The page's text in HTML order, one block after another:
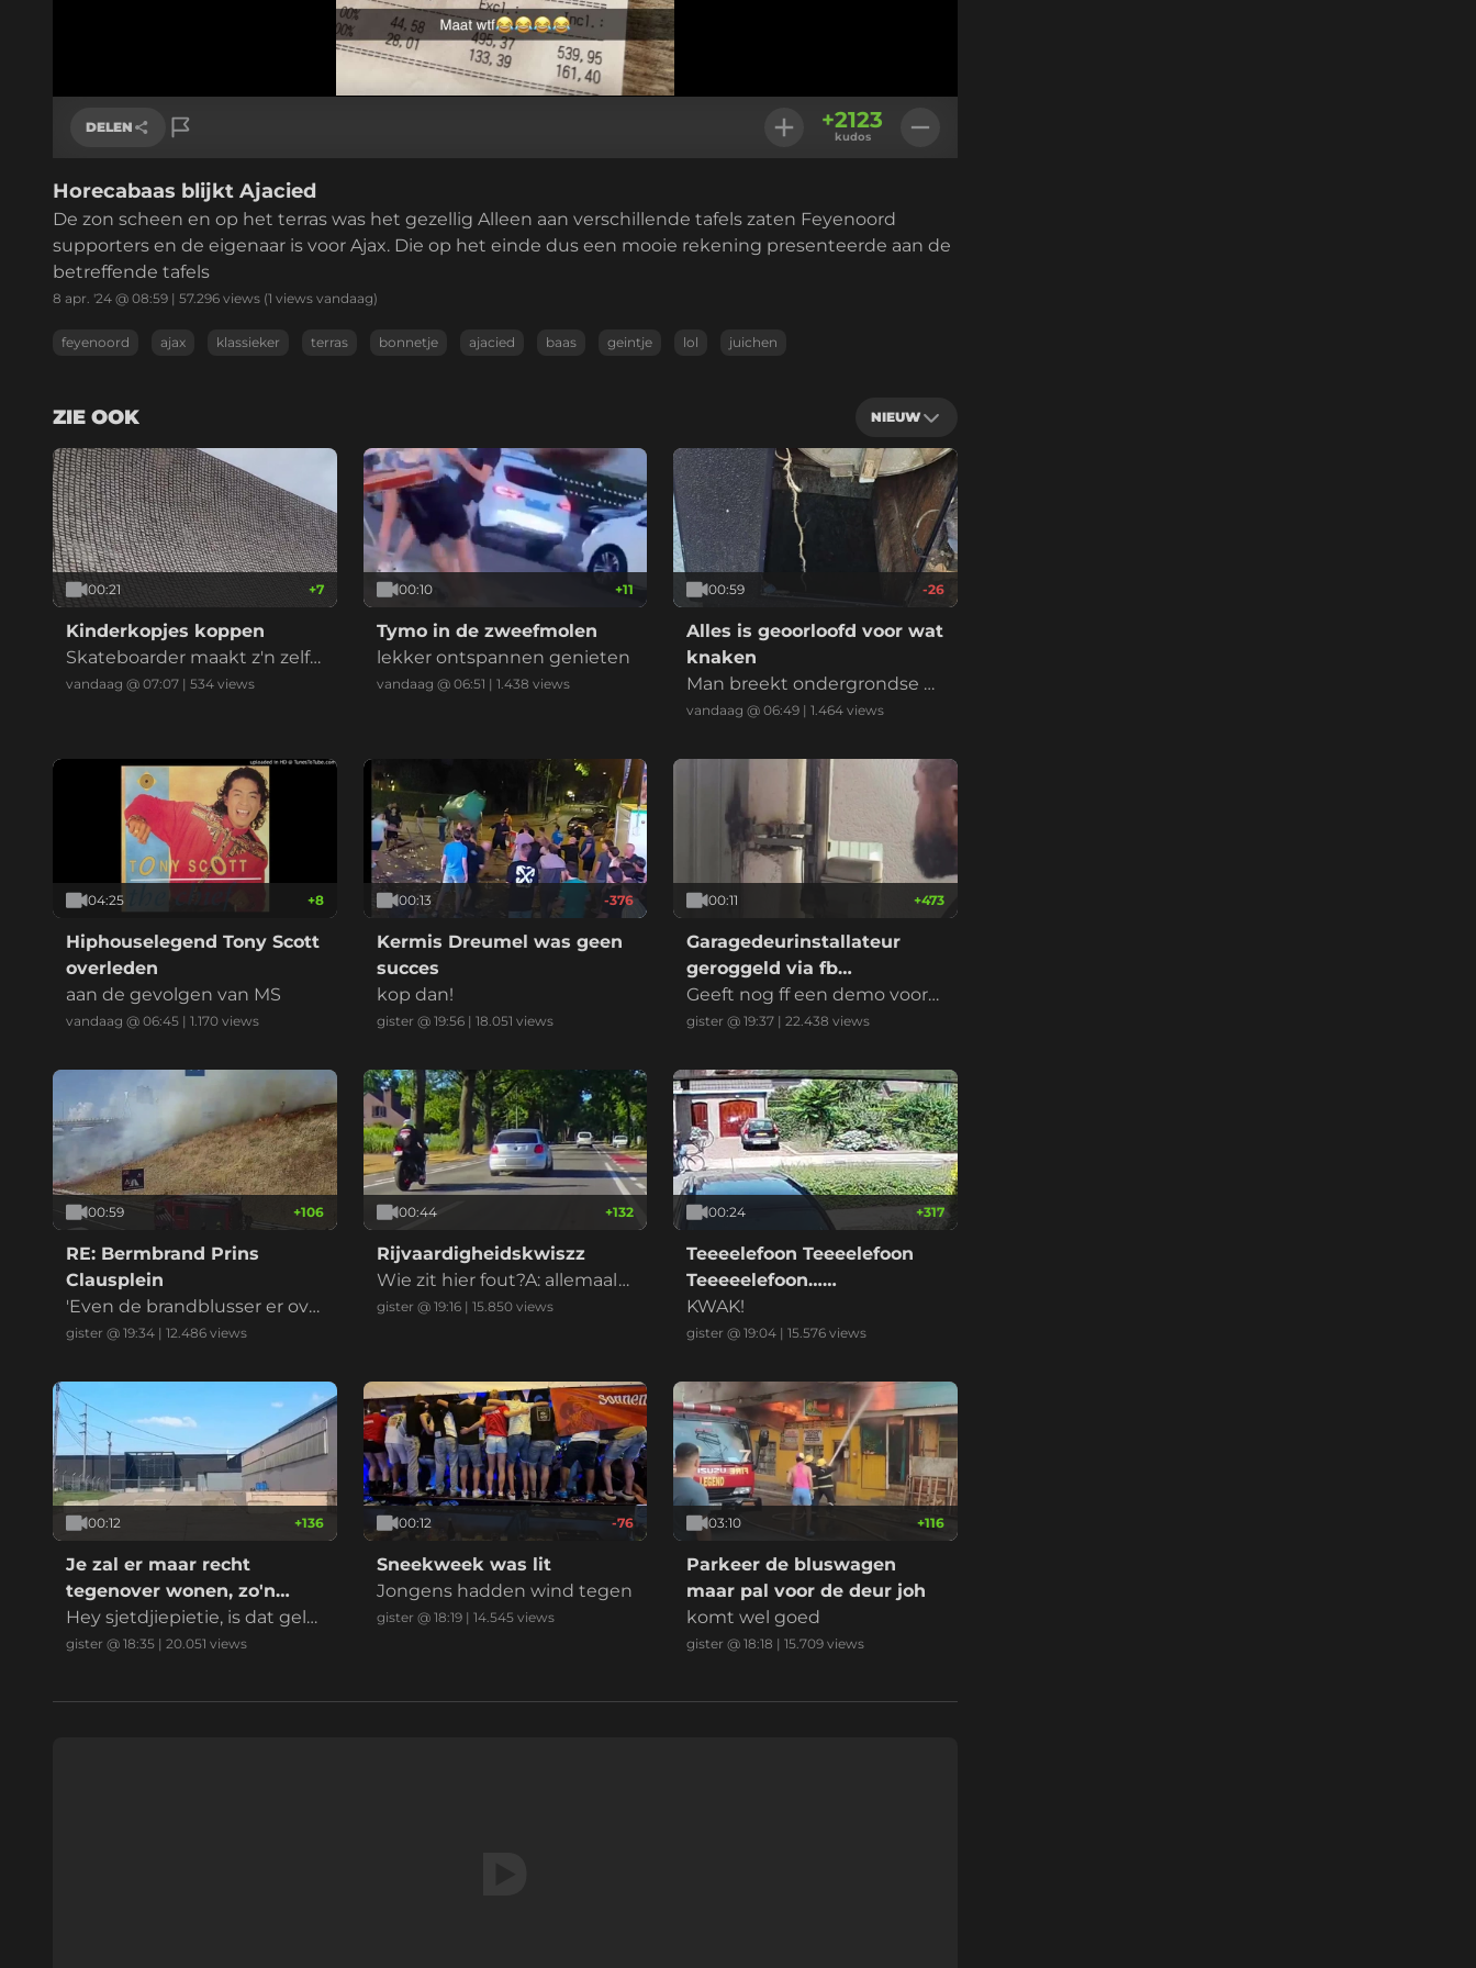
DELEN
Link kopiëren
+2123
kudos
Horecabaas blijkt Ajacied
De zon scheen en op het terras was het gezellig Alleen aan verschillende tafels zaten Feyenoord
supporters en de eigenaar is voor Ajax. Die op het einde dus een mooie rekening presenteerde aan de
betreffende tafels
8 apr. '24 @ 08:59 | 57.296 views (1 views vandaag)
feyenoord ajax klassieker terras bonnetje ajacied baas geintje lol juichen
ZIE OOK NIEUW
00:21 +7
Kinderkopjes koppen
Skateboarder maakt z'n zelfh
ype niet helemaal waar.
vandaag @ 07:07 | 534 views
00:10 +11
Tymo in de zweefmolen
lekker ontspannen genieten
vandaag @ 06:51 | 1.438 views
00:59 -26
Alles is geoorloofd voor wat
knaken
Man breekt ondergrondse c
ontainer open en klimt er in
vandaag @ 06:49 |1.464 views
04:25 +8
Hiphouselegend Tony Scott
overleden
aan de gevolgen van MS
vandaag @ 06:45 | 1.170 views
00:13 -376
Kermis Dreumel was geen
succes
kop dan!
gister @ 19:56| 18.051 views
00:11 +473
Garagedeurinstallateur
geroggeld via fb
marktplaats
Geeft nog ff een demo voord
at ik betaal
gister @ 19:37 |22.438 views
00:59 +106
RE: Bermbrand Prins
Clausplein
'Even de brandblusser er ove
r en het is geblust' riep iema
gister @ 19:34 | 12.486 views
00:44 +132
Rijvaardigheidskwiszz
Wie zit hier fout?A: allemaal
B: iedereenC: alle betrokken
gister @ 19:16| 15.850views
00:24 +317
Teeeelefoon Teeeelefoon
Teeeeelefoon……
KWAK!
gister @ 19:04 |15.576 views
00:12 +136
Je zal er maar recht
tegenover wonen, zo'n
datacenter
Hey sjetdjiepietie, is dat gelui
d normaal?
gister @ 18:35 | 20.051 views
00:12 -76
Sneekweek was lit
Jongens hadden wind tegen
gister @ 18:19| 14.545views
03:10 +116
Parkeer de bluswagen
maar pal voor de deur joh
komt wel goed
gister @ 18:18 |15.709 views